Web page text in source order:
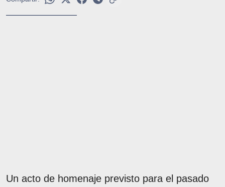
Un acto de homenaje previsto para el pasado